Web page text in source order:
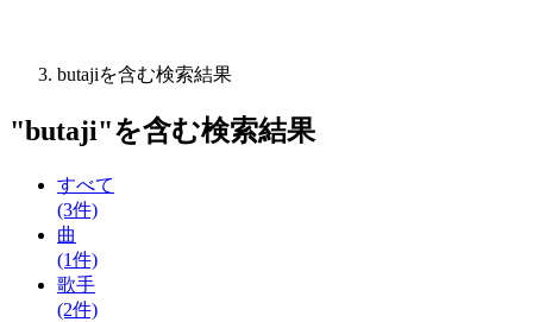
butajiを含む検索結果
"butaji"を含む検索結果
すべて
(3件)
曲
(1件)
歌手
(2件)